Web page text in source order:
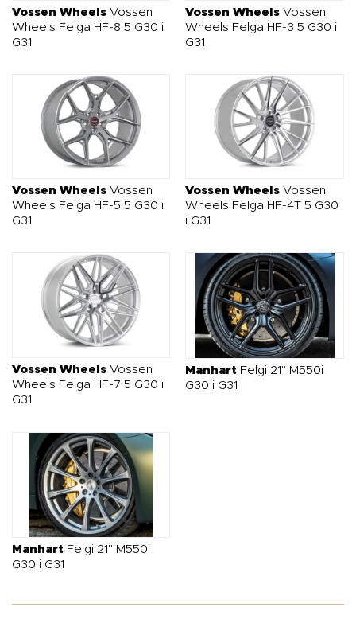
Vossen Wheels Vossen
Wheels Felga HF-8 5 G30 i
G31
Vossen Wheels Vossen
Wheels Felga HF-3 5 G30 i
G31
Vossen Wheels Vossen
Wheels Felga HF-5 5 G30 i
G31
Vossen Wheels Vossen
Wheels Felga HF-4T 5 G30
i G31
Vossen Wheels Vossen
Wheels Felga HF-7 5 G30 i
G31
Manhart Felgi 21" M550i
G30 i G31
Manhart Felgi 21" M550i
G30 i G31